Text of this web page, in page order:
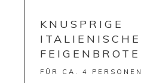
KNUSPRIGE
ITALIENISCHE
FEIGENBROTE
FÜR CA. 4 PERSONEN